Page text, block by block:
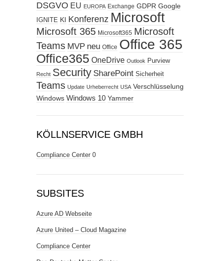
DSGVO EU EUROPA Exchange GDPR Google
IGNITE KI Konferenz Microsoft
Microsoft 365 Microsoft365 Microsoft
Teams MVP neu Office Office 365
Office365 OneDrive Outlook Purview
Recht Security SharePoint Sicherheit
Teams Update Urheberrecht USA Verschlüsselung
Windows Windows 10 Yammer
KÖLLNSERVICE GMBH
Compliance Center 0
SUBSITES
Azure AD Webseite
Azure United – Cloud Magazine
Compliance Center